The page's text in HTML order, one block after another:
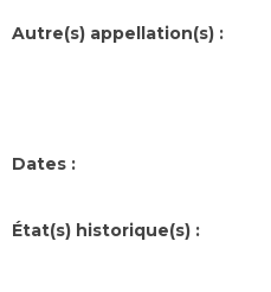
Autre(s) appellation(s) :
Dates :
État(s) historique(s) :